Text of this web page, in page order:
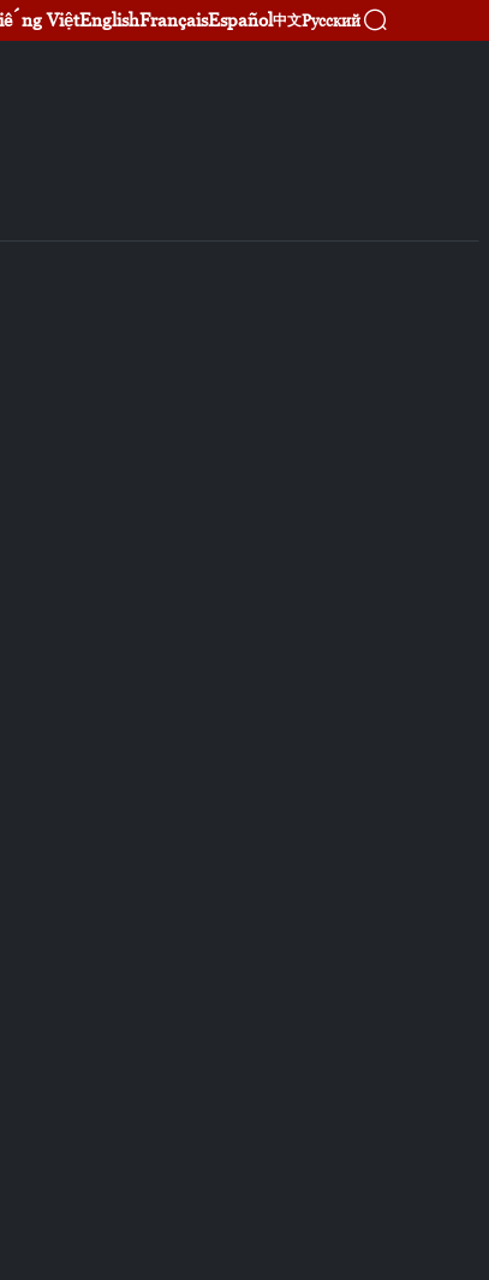
ViệtEnglishFrançaisEspañol中文Русский